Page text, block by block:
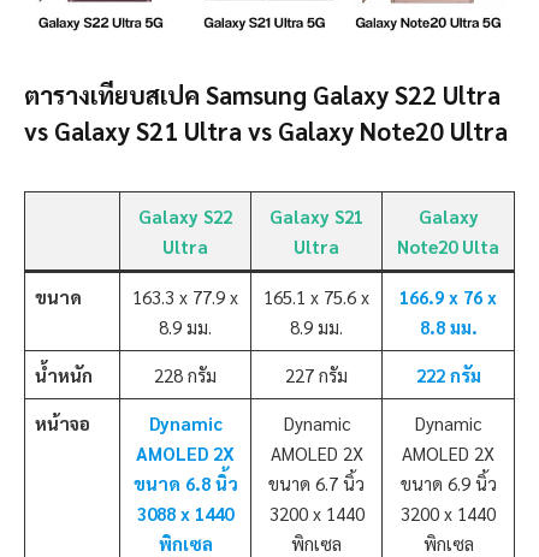
ตารางเทียบสเปค Samsung Galaxy S22 Ultra
vs Galaxy S21 Ultra vs Galaxy Note20 Ultra
Galaxy S22
Ultra
Galaxy S21
Ultra
Galaxy
Note20 Ulta
ขนาด
163.3 x 77.9 x
8.9 มม.
165.1 x 75.6 x
8.9 มม.
166.9 x 76 x
8.8 มม.
น้ำหนัก 228 กรัม 227 กรัม 222 กรัม
หน้าจอ
Dynamic
AMOLED 2X
ขนาด 6.8 นิ้ว
3088 x 1440
พิกเซล
Dynamic
AMOLED 2X
ขนาด 6.7 นิ้ว
3200 x 1440
พิกเซล
Dynamic
AMOLED 2X
ขนาด 6.9 นิ้ว
3200 x 1440
พิกเซล